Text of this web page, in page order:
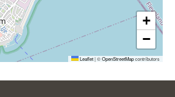
+
−
Leaflet|©OpenStreetMapcontributors